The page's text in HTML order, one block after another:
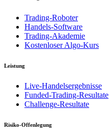
Trading-Roboter
Handels-Software
Trading-Akademie
Kostenloser Algo-Kurs
Leistung
Live-Handelsergebnisse
Funded-Trading-Resultate
Challenge-Resultate
Risiko-Offenlegung